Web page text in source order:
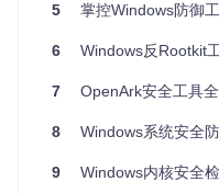
服务创建：建立恶意服
计划任务：创建隐藏任
二、工具特性：
OpenArk作为一款专业的
2.1 基础功能：全面的系
5 掌控Windows防御工
6 Windows反Rootkit
7 OpenArk安全工具
8 Windows系统安全防护工
9 Windows内核安全检测实战